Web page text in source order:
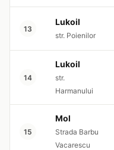
13
Lukoil
str. Poienilor
14
Lukoil
str.
Harmanului
15
Mol
Strada Barbu
Vacarescu